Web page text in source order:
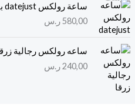
ساعة رولكس datejust بيضا
580,00ر.س
ساعه رولكس رجالية
240,00ر.س